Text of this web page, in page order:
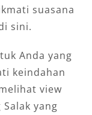
suasana
sini.
Anda yang
keindahan
view
yang